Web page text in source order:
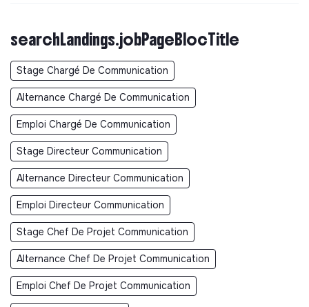
searchLandings.jobPageBlocTitle
Stage Chargé De Communication
Alternance Chargé De Communication
Emploi Chargé De Communication
Stage Directeur Communication
Alternance Directeur Communication
Emploi Directeur Communication
Stage Chef De Projet Communication
Alternance Chef De Projet Communication
Emploi Chef De Projet Communication